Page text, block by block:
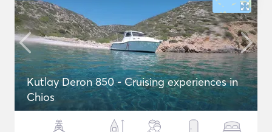
Kutlay Deron 850 - Cruising experiences in
Chios